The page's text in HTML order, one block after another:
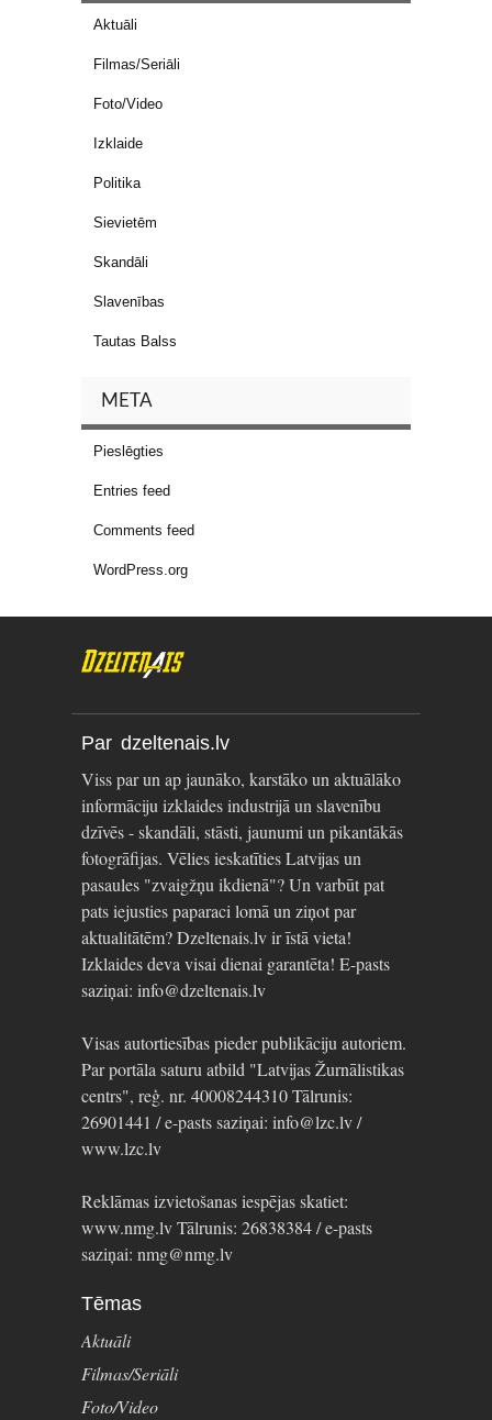
Aktuāli
Filmas/Seriāli
Foto/Video
Izklaide
Politika
Sievietēm
Skandāli
Slavenības
Tautas Balss
META
Pieslēgties
Entries feed
Comments feed
WordPress.org
Par dzeltenais.lv
Viss par un ap jaunāko, karstāko un aktuālāko
informāciju izklaides industrijā un slavenību
dzīvēs - skandāli, stāsti, jaunumi un pikantākās
fotogrāfijas. Vēlies ieskatīties Latvijas un
pasaules "zvaigžņu ikdienā"? Un varbūt pat
pats iejusties paparaci lomā un ziņot par
aktualitātēm? Dzeltenais.lv ir īstā vieta!
Izklaides deva visai dienai garantēta! E-pasts
saziņai: info@dzeltenais.lv
Visas autortiesības pieder publikāciju autoriem.
Par portāla saturu atbild "Latvijas Žurnālistikas
centrs", reģ. nr. 40008244310 Tālrunis:
26901441 / e-pasts saziņai: info@lzc.lv /
www.lzc.lv
Reklāmas izvietošanas iespējas skatiet:
www.nmg.lv Tālrunis: 26838384 / e-pasts
saziņai: nmg@nmg.lv
Tēmas
Aktuāli
Filmas/Seriāli
Foto/Video